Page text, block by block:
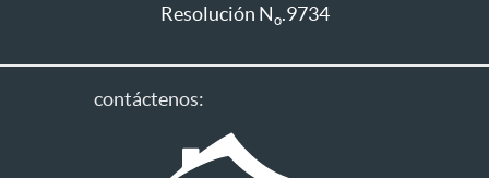
Resolución N o.9734
contáctenos: